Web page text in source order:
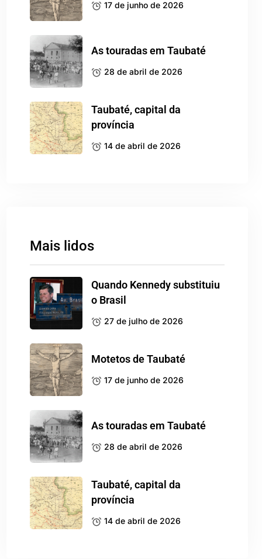
17 de junho de 2026
As touradas em Taubaté
28 de abril de 2026
Taubaté, capital da
província
14 de abril de 2026
Mais lidos
Quando Kennedy substituiu
o Brasil
27 de julho de 2026
Motetos de Taubaté
17 de junho de 2026
As touradas em Taubaté
28 de abril de 2026
Taubaté, capital da
província
14 de abril de 2026